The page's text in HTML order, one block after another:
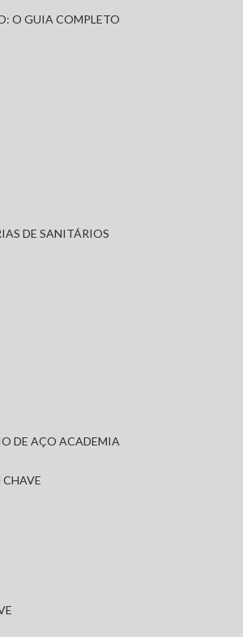
O GUIA COMPLETO
DE SANITÁRIOS
DE AÇO ACADEMIA
CHAVE